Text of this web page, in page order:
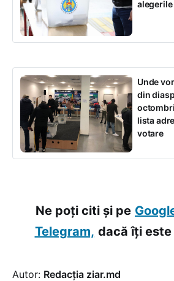
Unde
din
lista
votare
Ne poți citi și pe
Telegram, dacă îți
Autor: Redacția ziar.md